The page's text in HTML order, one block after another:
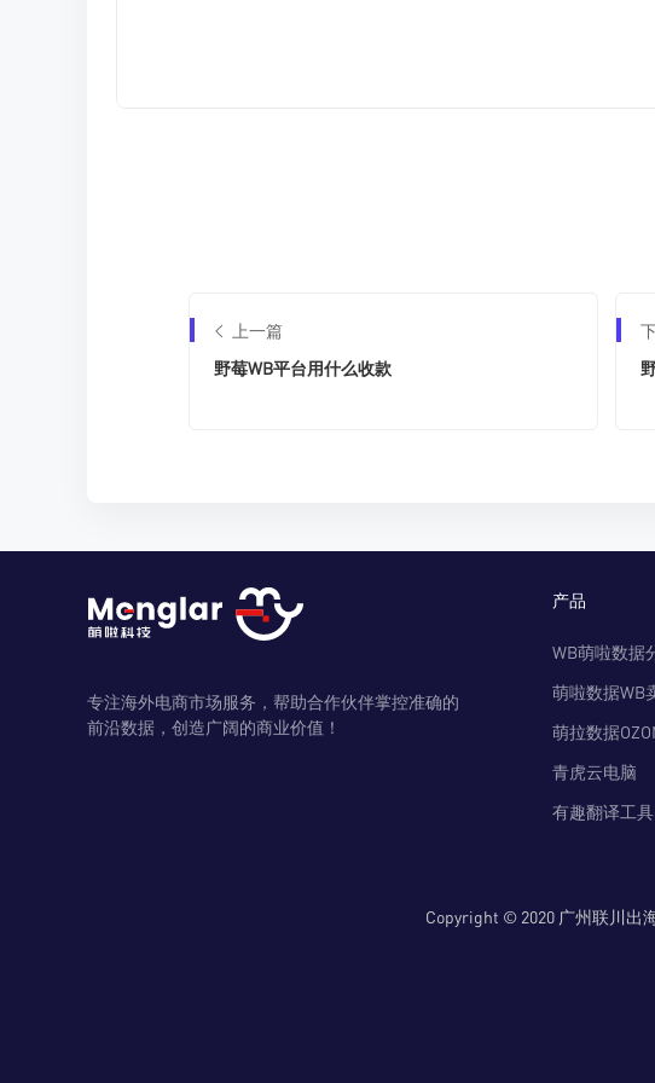
上一篇
野莓WB平台用什么收款
专注海外电商市场服务，帮助合作伙伴掌控准确的
前沿数据，创造广阔的商业价值！
产品
WB萌啦数据
萌啦数据WB
萌拉数据
青虎云电脑
有趣翻译工具
Copyright © 2020 广州联川出